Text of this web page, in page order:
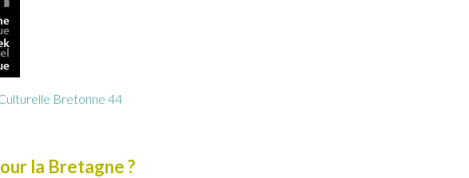
Bretonne 44
la Bretagne ?